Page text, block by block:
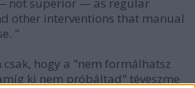
not superior — as regular
other interventions that manual
"
csak, hogy a "nem formálhatsz
ki nem próbáltad" téveszme